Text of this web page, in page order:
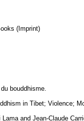
(Imprint)
bouddhisme.
in Tibet; Violence;
and Jean-Claude